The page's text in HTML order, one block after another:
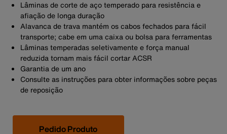
Lâminas de corte de aço temperado para resistência e
afiação de longa duração
Alavanca de trava mantém os cabos fechados para fácil
transporte; cabe em uma caixa ou bolsa para ferramentas
Lâminas temperadas seletivamente e força manual
reduzida tornam mais fácil cortar ACSR
Garantia de um ano
Consulte as instruções para obter informações sobre peças
de reposição
Pedido Produto